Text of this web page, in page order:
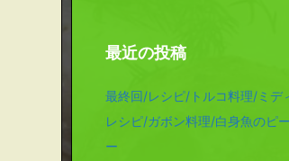
最近の投稿
最終回/レシピ/トルコ料理/ミデ
レシピ/ガボン料理/白身魚のピ
ー